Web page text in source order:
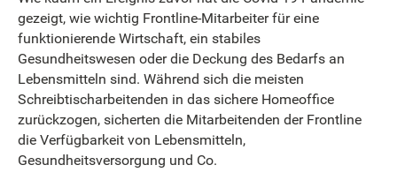
gezeigt, wie wichtig Frontline-Mitarbeiter für eine
funktionierende Wirtschaft, ein stabiles
Gesundheitswesen oder die Deckung des Bedarfs an
Lebensmitteln sind. Während sich die meisten
Schreibtischarbeitenden in das sichere Homeoffice
zurückzogen, sicherten die Mitarbeitenden der Frontline
die Verfügbarkeit von Lebensmitteln,
Gesundheitsversorgung und Co.